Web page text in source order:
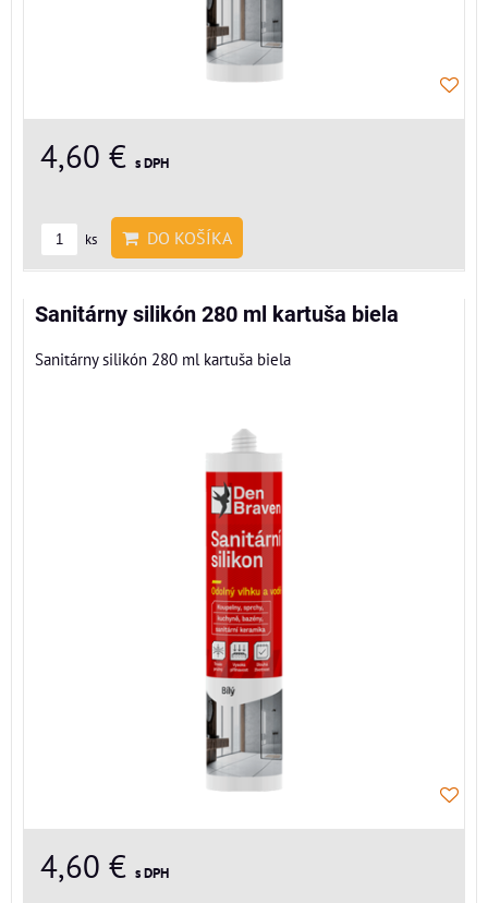
4,60 € s DPH
ks DO KOŠÍKA
Sanitárny silikón 280 ml kartuša biela
Sanitárny silikón 280 ml kartuša biela
4,60 € s DPH